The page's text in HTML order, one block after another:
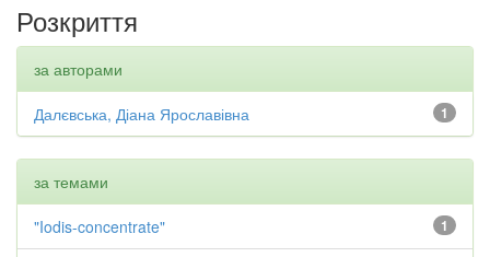
Розкриття
за авторами
1
Далєвська, Діана Ярославівна
за темами
1
"Iodis-concentrate"